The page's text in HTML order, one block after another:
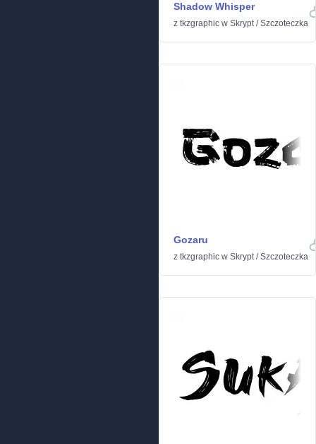
Shadow Whisper
z tkzgraphic w Skrypt/Szczoteczka
Gozaru
z tkzgraphic w Skrypt/Szczoteczka